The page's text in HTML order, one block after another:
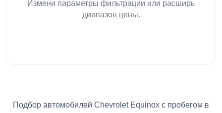
Измени параметры фильтрации или расширь
диапазон цены.
Подбор автомобилей Chevrolet Equinox с пробегом в